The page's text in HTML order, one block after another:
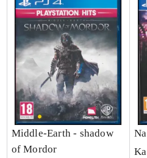
Middle-Earth - shadow
of Mordor